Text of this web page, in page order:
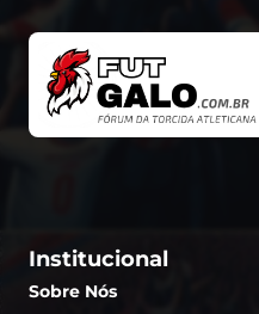
Institucional
Sobre Nós